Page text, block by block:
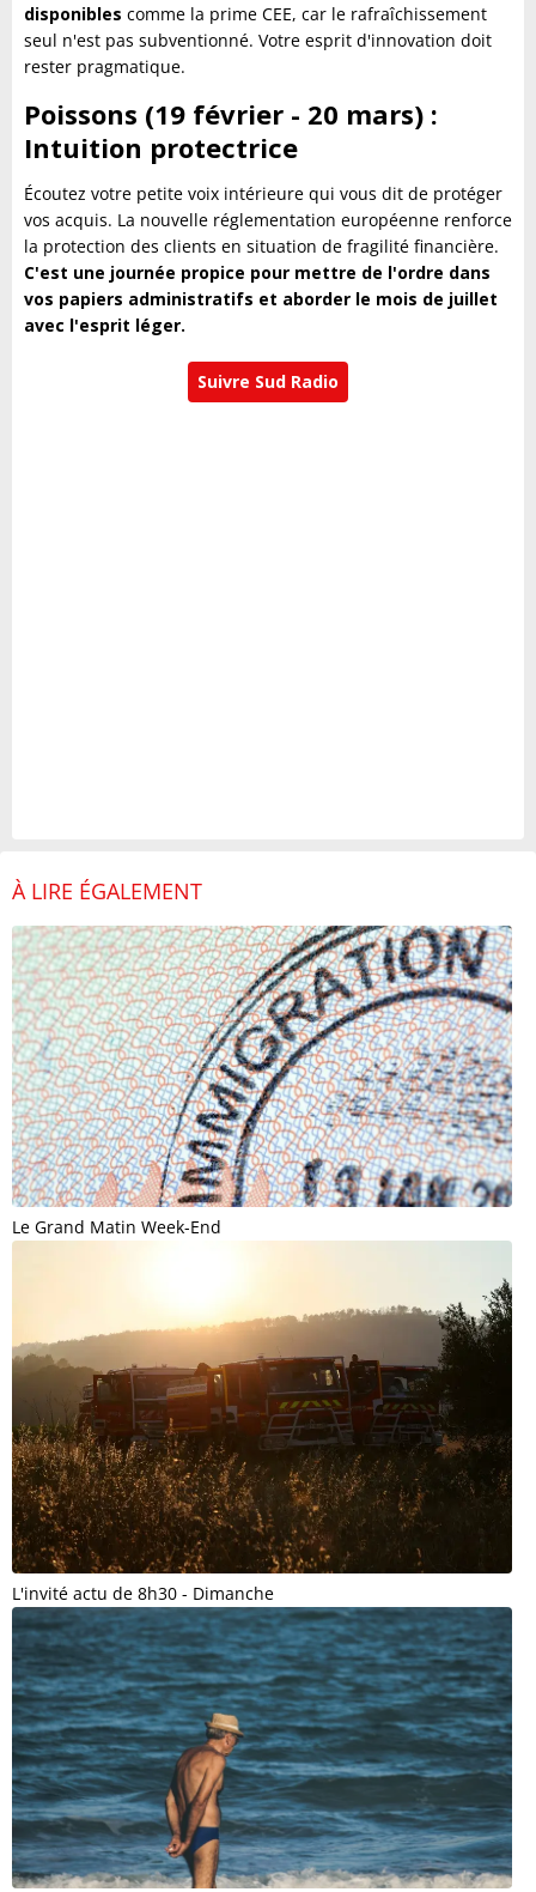
disponibles comme la prime CEE, car le rafraîchissement
seul n'est pas subventionné. Votre esprit d'innovation doit
rester pragmatique.
Poissons (19 février - 20 mars) :
Intuition protectrice
Écoutez votre petite voix intérieure qui vous dit de protéger
vos acquis. La nouvelle réglementation européenne renforce
la protection des clients en situation de fragilité financière.
C'est une journée propice pour mettre de l'ordre dans
vos papiers administratifs et aborder le mois de juillet
avec l'esprit léger.
Suivre Sud Radio
À LIRE ÉGALEMENT
Le Grand Matin Week-End
L'invité actu de 8h30 - Dimanche